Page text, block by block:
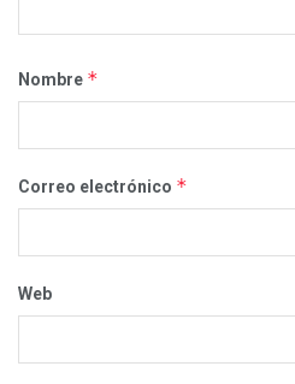
Nombre *
Correo electrónico *
Web